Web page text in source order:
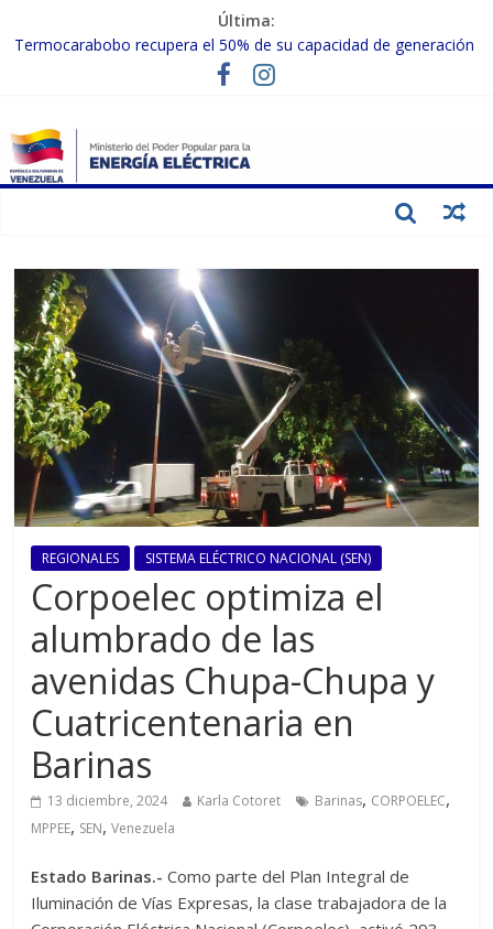
Última:
Termocarabobo recupera el 50% de su capacidad de generación
MPPEE avanza en la recuperación de infraestructuras eléctricas
Gobierno Nacional coordina acciones con el sector privado para
fortalecer el SEN ante el «Súper Niño»
Inspeccionan trabajos de rehabilitación en instalaciones del SEN
REGIONALES SISTEMA ELÉCTRICO NACIONAL (SEN)
Corpoelec optimiza el
alumbrado de las
avenidas Chupa-Chupa y
Cuatricentenaria en
Barinas
13 diciembre, 2024 Karla Cotoret Barinas, CORPOELEC,
MPPEE, SEN,Venezuela
Estado Barinas.- Como parte del Plan Integral de
Iluminación de Vías Expresas, la clase trabajadora de la